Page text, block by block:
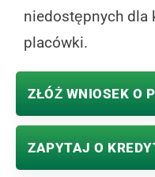
niedostępnych dla
placówki.
ZŁÓŻ WNIOSEK O
ZAPYTAJ O